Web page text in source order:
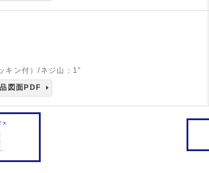
キン付）/ネジ山：1”
図面PDF
ス